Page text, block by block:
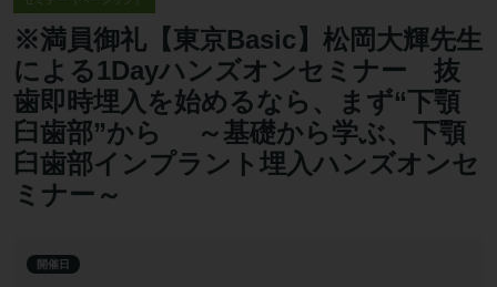
※満員御礼【東京Basic】松岡大輝先生
による1Dayハンズオンセミナー 抜
歯即時埋入を始めるなら、まず“下顎
臼歯部”から ～基礎から学ぶ、下顎
臼歯部インプラント埋入ハンズオンセ
ミナー～
開催日